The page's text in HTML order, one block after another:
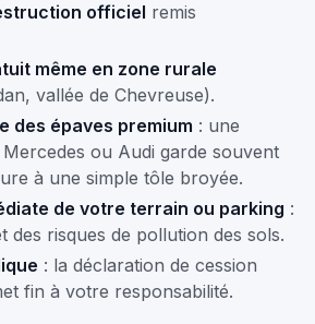
officiel remis
même en zone rurale
vallée de Chevreuse).
des épaves premium : une
ou Audi garde souvent
à une simple tôle broyée.
de votre terrain ou parking :
des risques de pollution des sols.
: la déclaration de cession
fin à votre responsabilité.